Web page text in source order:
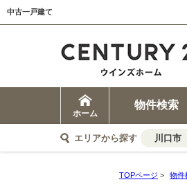
中古一戸建て
ホーム
物件検索
エリアから探す 川口市
TOPページ > 物件